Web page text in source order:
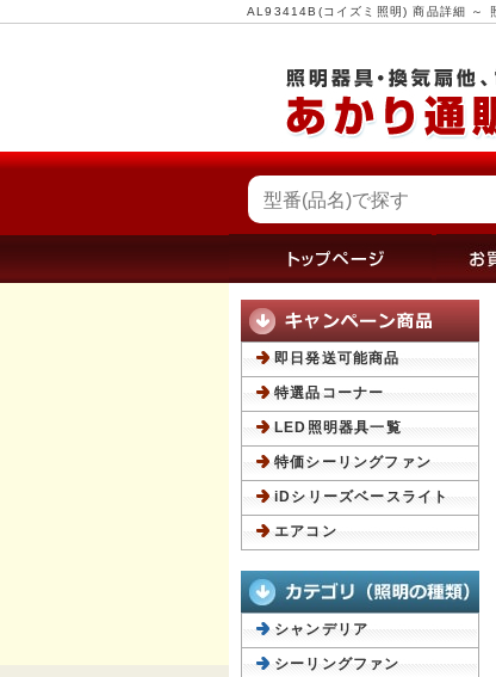
AL93414B(コイズミ照明) 商品詳細 ～
即日発送可能商品
特選品コーナー
LED照明器具一覧
特価シーリングファン
iDシリーズベースライト
エアコン
シャンデリア
シーリングファン